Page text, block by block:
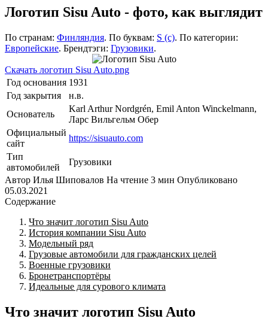
Логотип Sisu Auto - фото, как выглядит
По странам: Финляндия. По буквам: S (с). По категории:
Европейские. Брендтэги: Грузовики.
Скачать логотип Sisu Auto.png
Год основания 1931
Год закрытия
н.в.
Основатель
Karl Arthur Nordgrén, Emil Anton Winckelmann,
Ларс Вильгельм Обер
Официальный
сайт
https://sisuauto.com
Тип
автомобилей
Грузовики
Автор Илья Шиповалов На чтение 3 мин Опубликовано
05.03.2021
Содержание
Что значит логотип Sisu Auto
История компании Sisu Auto
Модельный ряд
Грузовые автомобили для гражданских целей
Военные грузовики
Бронетранспортёры
Идеальные для сурового климата
Что значит логотип Sisu Auto